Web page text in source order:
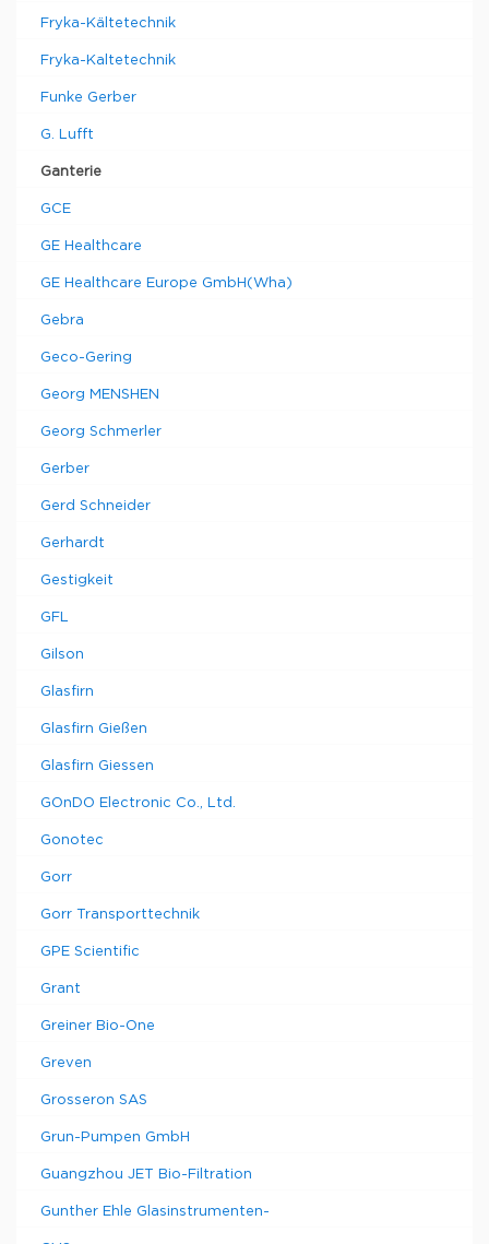
Fryka-Kältetechnik
Fryka-Kaltetechnik
Funke Gerber
G. Lufft
Ganterie
GCE
GE Healthcare
GE Healthcare Europe GmbH(Wha)
Gebra
Geco-Gering
Georg MENSHEN
Georg Schmerler
Gerber
Gerd Schneider
Gerhardt
Gestigkeit
GFL
Gilson
Glasfirn
Glasfirn Gießen
Glasfirn Giessen
GOnDO Electronic Co., Ltd.
Gonotec
Gorr
Gorr Transporttechnik
GPE Scientific
Grant
Greiner Bio-One
Greven
Grosseron SAS
Grun-Pumpen GmbH
Guangzhou JET Bio-Filtration
Gunther Ehle Glasinstrumenten-